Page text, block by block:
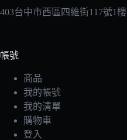
403台中市西區四維街117號1樓
帳號
商品
我的帳號
我的清單
購物車
登入